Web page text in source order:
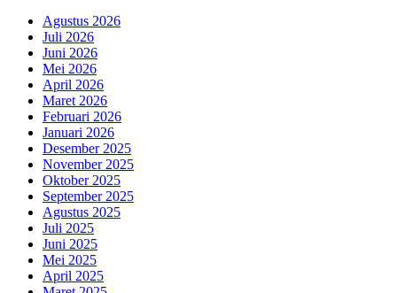
Agustus 2026
Juli 2026
Juni 2026
Mei 2026
April 2026
Maret 2026
Februari 2026
Januari 2026
Desember 2025
November 2025
Oktober 2025
September 2025
Agustus 2025
Juli 2025
Juni 2025
Mei 2025
April 2025